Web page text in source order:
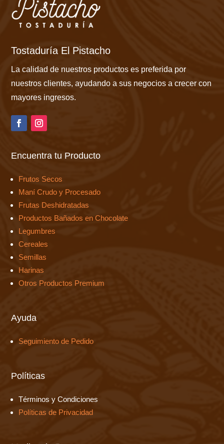
Tostaduría El Pistacho
La calidad de nuestros productos es preferida por
nuestros clientes, ayudando a sus negocios a crecer con
mayores ingresos.
Encuentra tu Producto
Frutos Secos
Maní Crudo y Procesado
Frutas Deshidratadas
Productos Bañados en Chocolate
Legumbres
Cereales
Semillas
Harinas
Otros Productos Premium
Ayuda
Seguimiento de Pedido
Políticas
Términos y Condiciones
Políticas de Privacidad